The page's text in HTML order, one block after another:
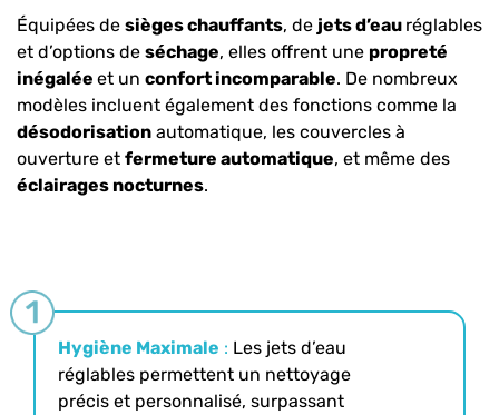
Équipées de sièges chauffants, de jets d’eau réglables
et d’options de séchage, elles offrent une propreté
inégalée et un confort incomparable. De nombreux
modèles incluent également des fonctions comme la
désodorisation automatique, les couvercles à
ouverture et fermeture automatique, et même des
éclairages nocturnes.
Hygiène Maximale : Les jets d’eau
réglables permettent un nettoyage
précis et personnalisé, surpassant